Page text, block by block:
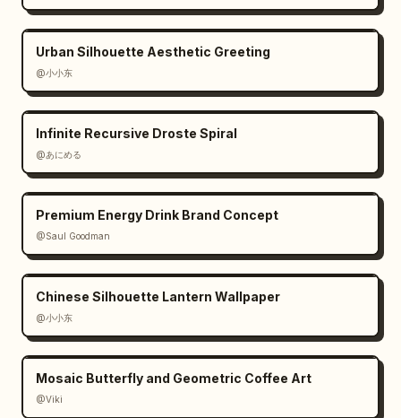
Urban Silhouette Aesthetic Greeting
@小小东
Infinite Recursive Droste Spiral
@あにめる
Premium Energy Drink Brand Concept
@Saul Goodman
Chinese Silhouette Lantern Wallpaper
@小小东
Mosaic Butterfly and Geometric Coffee Art
@Viki